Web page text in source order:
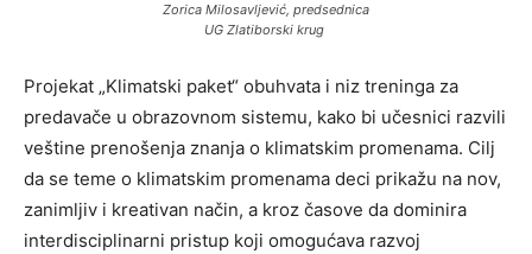
Zorica Milosavljević, predsednica
UG Zlatiborski krug
Projekat „Klimatski paket“ obuhvata i niz treninga za
predavače u obrazovnom sistemu, kako bi učesnici razvili
veštine prenošenja znanja o klimatskim promenama. Cilj
da se teme o klimatskim promenama deci prikažu na nov,
zanimljiv i kreativan način, a kroz časove da dominira
interdisciplinarni pristup koji omogućava razvoj